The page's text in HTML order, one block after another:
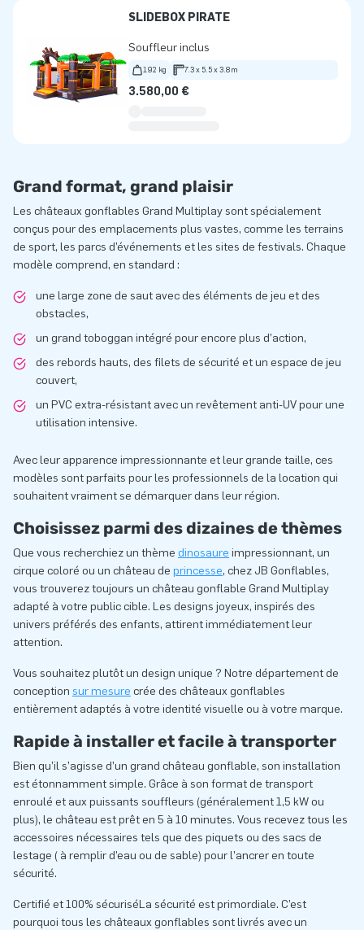
SLIDEBOX PIRATE
Souffleur inclus
192 kg 7.3 x 5.5 x 3.8m
3.580,00 €
Grand format, grand plaisir
Les châteaux gonflables Grand Multiplay sont spécialement
conçus pour des emplacements plus vastes, comme les terrains
de sport, les parcs d’événements et les sites de festivals. Chaque
modèle comprend, en standard :
une large zone de saut avec des éléments de jeu et des
obstacles,
un grand toboggan intégré pour encore plus d’action,
des rebords hauts, des filets de sécurité et un espace de jeu
couvert,
un PVC extra-résistant avec un revêtement anti-UV pour une
utilisation intensive.
Avec leur apparence impressionnante et leur grande taille, ces
modèles sont parfaits pour les professionnels de la location qui
souhaitent vraiment se démarquer dans leur région.
Choisissez parmi des dizaines de thèmes
Que vous recherchiez un thème dinosaure impressionnant, un
cirque coloré ou un château de princesse, chez JB Gonflables,
vous trouverez toujours un château gonflable Grand Multiplay
adapté à votre public cible. Les designs joyeux, inspirés des
univers préférés des enfants, attirent immédiatement leur
attention.
Vous souhaitez plutôt un design unique ? Notre département de
conception sur mesure crée des châteaux gonflables
entièrement adaptés à votre identité visuelle ou à votre marque.
Rapide à installer et facile à transporter
Bien qu’il s’agisse d’un grand château gonflable, son installation
est étonnamment simple. Grâce à son format de transport
enroulé et aux puissants souffleurs (généralement 1,5 kW ou
plus), le château est prêt en 5 à 10 minutes. Vous recevez tous les
accessoires nécessaires tels que des piquets ou des sacs de
lestage ( à remplir d’eau ou de sable) pour l’ancrer en toute
sécurité.
Certifié et 100% sécuriséLa sécurité est primordiale. C’est
pourquoi tous les châteaux gonflables sont livrés avec un